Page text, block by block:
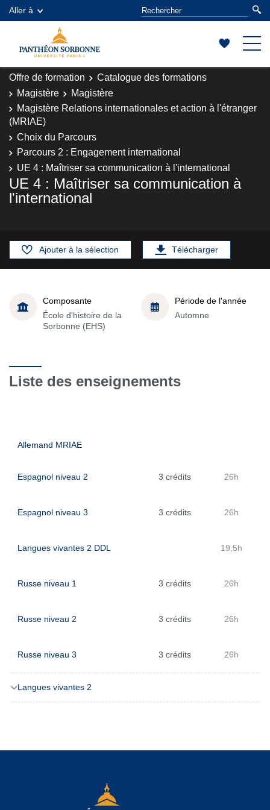
Aller à
Offre de formation
Catalogue des formations
Magistère
Magistère
Magistère Relations internationales et action à l'étranger
(MRIAE)
Choix du Parcours
Parcours 2 : Engagement international
UE 4 : Maîtriser sa communication à l'international
UE 4 : Maîtriser sa communication à
l'international
Ajouter à la sélection Télécharger
Composante
École d'histoire de la
Sorbonne (EHS)
Période de l'année
Automne
Liste des enseignements
Allemand MRIAE
Espagnol niveau 2 3 crédits 26h
Espagnol niveau 3 3 crédits 26h
Langues vivantes 2 DDL 19,5h
Russe niveau 1 3 crédits 26h
Russe niveau 2 3 crédits 26h
Russe niveau 3 3 crédits 26h
Langues vivantes 2